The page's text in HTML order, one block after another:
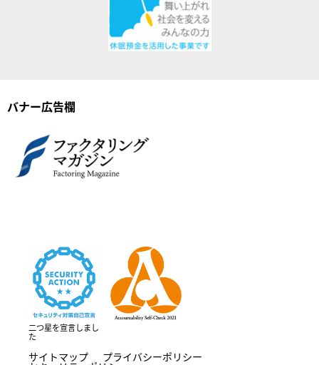
バナー広告欄
二つ星を宣言しまし
た
サイトマップ プライバシーポリシー